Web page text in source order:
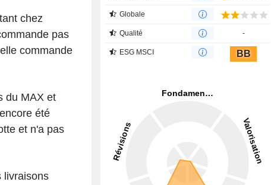
chez
pas
commande
du MAX et
été
et n'a pas
livraisons
Globale
Qualité -
ESG MSCI BB